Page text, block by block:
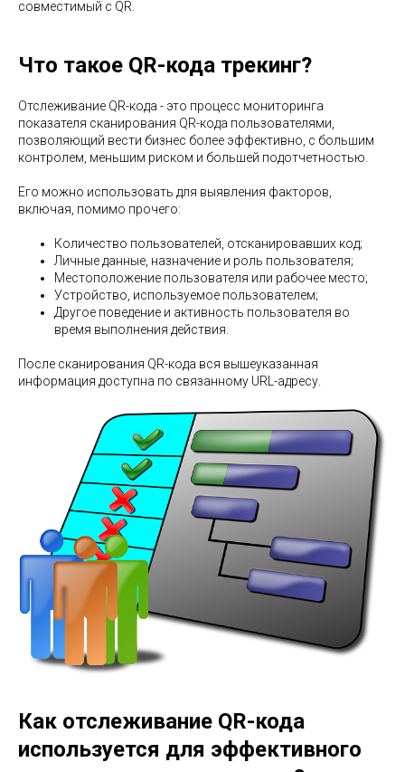
совместимый с QR.
Что такое QR-кода трекинг?
Отслеживание QR-кода - это процесс мониторинга
показателя сканирования QR-кода пользователями,
позволяющий вести бизнес более эффективно, с большим
контролем, меньшим риском и большей подотчетностью.
Его можно использовать для выявления факторов,
включая, помимо прочего:
Количество пользователей, отсканировавших код;
Личные данные, назначение и роль пользователя;
Местоположение пользователя или рабочее место;
Устройство, используемое пользователем;
Другое поведение и активность пользователя во
время выполнения действия.
После сканирования QR-кода вся вышеуказанная
информация доступна по связанному URL-адресу.
Как отслеживание QR-кода
используется для эффективного